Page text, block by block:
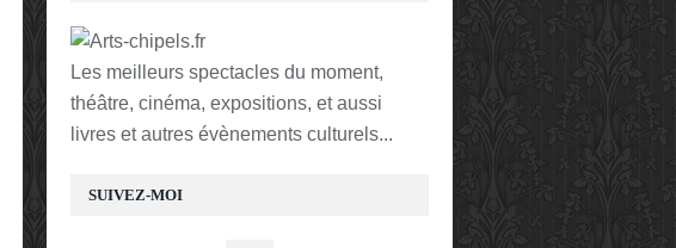
SUIVEZ-MOI
Les meilleurs spectacles du moment,
théâtre, cinéma, expositions, et aussi
livres et autres évènements culturels...